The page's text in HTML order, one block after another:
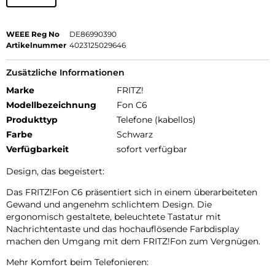
WEEE Reg No
DE86990390
Artikelnummer 4023125029646
Zusätzliche Informationen
Marke
FRITZ!
Modellbezeichnung
Fon C6
Produkttyp
Telefone (kabellos)
Farbe
Schwarz
Verfügbarkeit
sofort verfügbar
Design, das begeistert:
Das FRITZ!Fon C6 präsentiert sich in einem überarbeiteten
Gewand und angenehm schlichtem Design. Die
ergonomisch gestaltete, beleuchtete Tastatur mit
Nachrichtentaste und das hochauflösende Farbdisplay
machen den Umgang mit dem FRITZ!Fon zum Vergnügen.
Mehr Komfort beim Telefonieren: